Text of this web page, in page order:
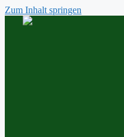
Zum Inhalt springen